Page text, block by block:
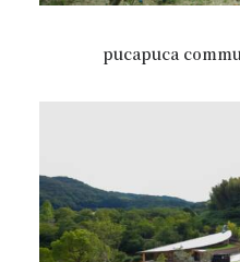
pucapuca